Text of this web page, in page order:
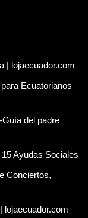
| lojaecuador.com
Ecuatorianos
del padre
Ayudas Sociales
Conciertos,
lojaecuador.com